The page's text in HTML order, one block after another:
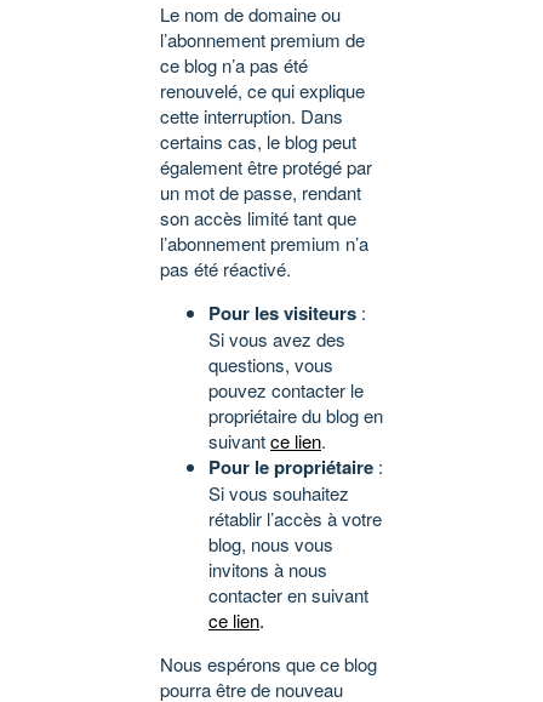
Le nom de domaine ou
l’abonnement premium de
ce blog n’a pas été
renouvelé, ce qui explique
cette interruption. Dans
certains cas, le blog peut
également être protégé par
un mot de passe, rendant
son accès limité tant que
l’abonnement premium n’a
pas été réactivé.
Pour les visiteurs :
Si vous avez des
questions, vous
pouvez contacter le
propriétaire du blog en
suivantce lien.
Pour le propriétaire :
Si vous souhaitez
rétablir l’accès à votre
blog, nous vous
invitons à nous
contacter en suivant
ce lien.
Nous espérons que ce blog
pourra être de nouveau